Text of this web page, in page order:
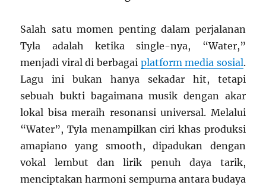
Salah satu momen penting dalam perjalanan
Tyla adalah ketika single-nya, “Water,”
menjadi viral di berbagai platform media sosial.
Lagu ini bukan hanya sekadar hit, tetapi
sebuah bukti bagaimana musik dengan akar
lokal bisa meraih resonansi universal. Melalui
“Water”, Tyla menampilkan ciri khas produksi
amapiano yang smooth, dipadukan dengan
vokal lembut dan lirik penuh daya tarik,
menciptakan harmoni sempurna antara budaya